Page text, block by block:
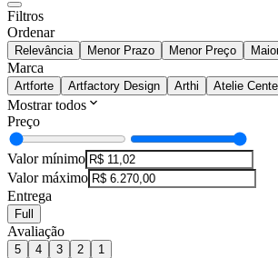
Filtros
Ordenar
Relevância Menor Prazo Menor Preço
Marca
Artforte Artfactory Design Arthi Atelie
Mostrar todos
Preço
Valor mínimo
Valor máximo
Entrega
Full
Avaliação
5 4 3 2 1